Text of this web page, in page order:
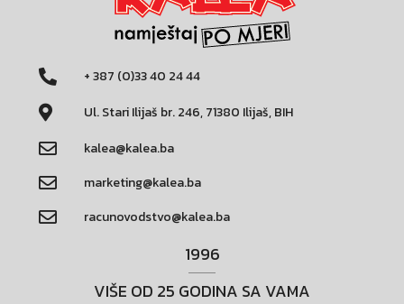
+ 387 (0)33 40 24 44
Ul. Stari Ilijaš br. 246, 71380 Ilijaš, BIH
kalea@kalea.ba
marketing@kalea.ba
racunovodstvo@kalea.ba
1996
VIŠE OD 25 GODINA SA VAMA